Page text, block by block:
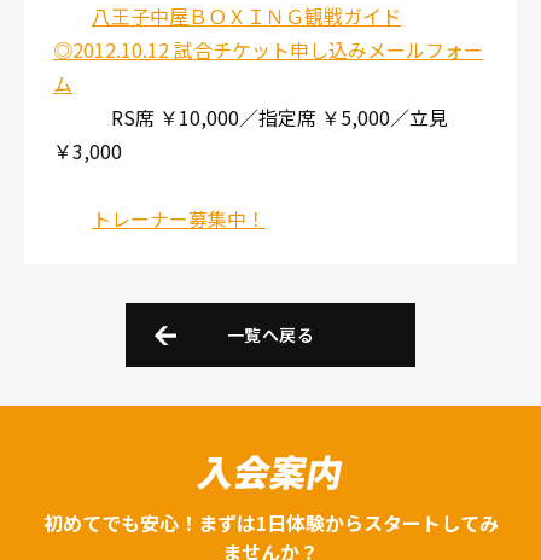
八王子中屋ＢＯＸＩＮＧ観戦ガイド
◎2012.10.12 試合チケット申し込みメールフォー
ム
RS席 ￥10,000／指定席 ￥5,000／立見
￥3,000
トレーナー募集中！
一覧へ戻る
入会案内
初めてでも安心！まずは1日体験からスタートしてみ
ませんか？